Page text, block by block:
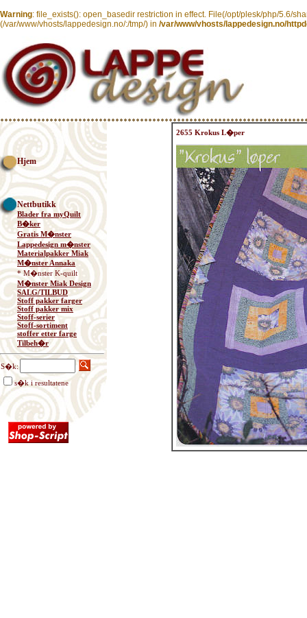
Warning: file_exists(): open_basedir restriction in effect. File(/opt/plesk/php/5.6/
(/var/www/vhosts/lappedesign.no/:/tmp/) in /var/www/vhosts/lappedesign.no/
Hjem
Nettbutikk
Blader fra myQuilt
B�ker
Gratis M�nster
Lappedesign m�nster
Materialpakker Miak
M�nster Annaka
* M�nster K-quilt
M�nster Miak Design
SALG/TILBUD
Stoff pakker farger
Stoff pakker mix
Stoff-serier
Stoff-sortiment
stoffer etter farge
Tilbeh�r
S�k:
s�k i resultatene
2655 Krokus L�per